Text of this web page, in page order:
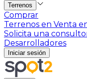
Terrenos
Comprar
Terrenos en Venta
Solicita una
Desarrolladores
Iniciar sesión